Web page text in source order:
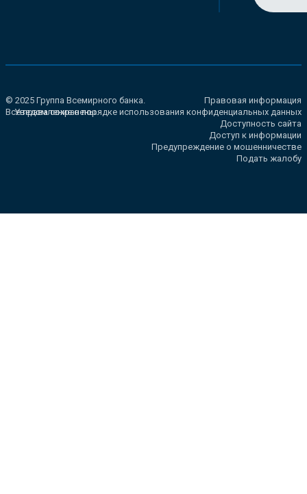
© 2025 Группа Всемирного банка.
Все права сохранены.
Правовая информация
Уведомление о порядке использования конфиденциальных данных
Доступность сайта
Доступ к информации
Предупреждение о мошенничестве
Подать жалобу